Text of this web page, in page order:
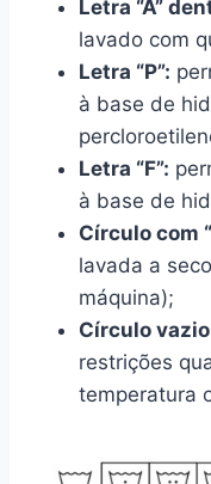
Letra “A”
lavado com
Letra “P”:
à base de
Letra “F”:
à base de
Círculo com
lavada a
máquina);
Círculo
restrições
temperatura